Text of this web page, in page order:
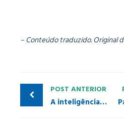
– Conteúdo traduzido. Original
POST ANTERIOR
A inteligência artificial física está chegando às linhas de produção das fábricas